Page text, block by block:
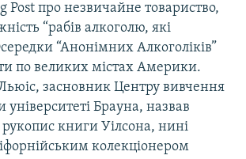
Post про незвичайне товариство,
“рабів алкоголю, які
“Анонімних Алкоголіків”
по великих містах Америки.
засновник Центру вивчення
університеті Брауна, назвав
книги Уілсона, нині
колекціонером